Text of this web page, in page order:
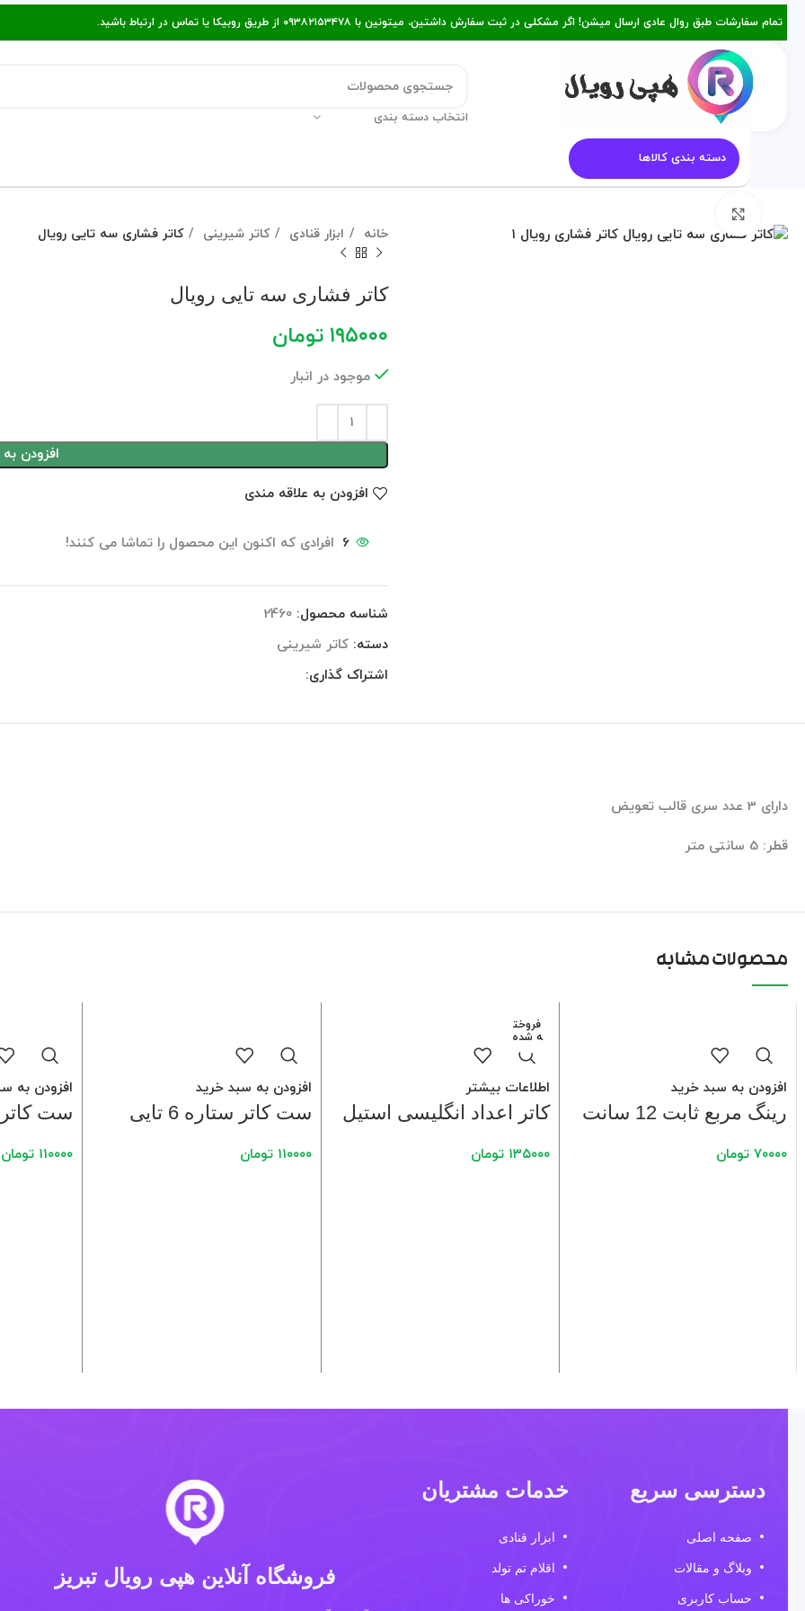
تمام سفارشات طبق روال عادی ارسال میشن! اگر مشکلی در ثبت سفارش داشتین، میتونین با ۰۹۳۸۲۱۵۳۴۷۸ از طریق روبیکا یا تماس در ارتباط باشید.
انتخاب دسته بندی
دسته بندی کالاها
خانه ابزار قنادی کاتر شیرینی کاتر فشاری سه تایی رویال
کاتر فشاری سه تایی رویال
۱۹۵۰۰۰ تومان
موجود در انبار
افزودن
افزودن به علاقه مندی
6 افرادی که اکنون این محصول را تماشا می کنند!
شناسه محصول:2460
دسته: کاتر شیرینی
اشتراک گذاری:
دارای 3 عدد سری قالب تعویض
قطر: 5 سانتی متر
محصولات مشابه
افزودن به سبد خرید
رینگ مربع ثابت 12 سانت
۷۰۰۰۰ تومان
فروخت
ه شده
اطلاعات بیشتر
کاتر اعداد انگلیسی استیل
۱۳۵۰۰۰ تومان
افزودن به سبد خرید
ست کاتر ستاره 6 تایی
۱۱۰۰۰۰ تومان
افزودن به
ست کاتر
۱۱۰۰۰۰ تومان
دسترسی سریع
صفحه اصلی
وبلاگ و مقالات
حساب کاربری
خدمات مشتریان
ابزار قنادی
اقلام تم تولد
خوراکی ها
فروشگاه آنلاین هپی رویال تبریز